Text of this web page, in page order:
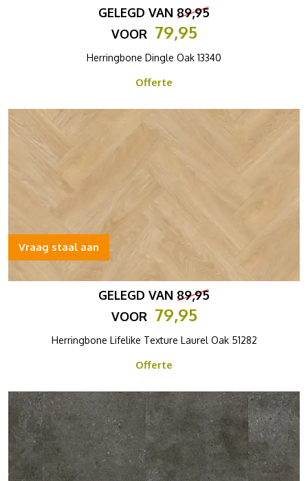
GELEGD VAN 89,95
VOOR 79,95
Herringbone Dingle Oak 13340
Offerte
GELEGD VAN 89,95
VOOR 79,95
Herringbone Lifelike Texture Laurel Oak 51282
Offerte
Vraag staal aan